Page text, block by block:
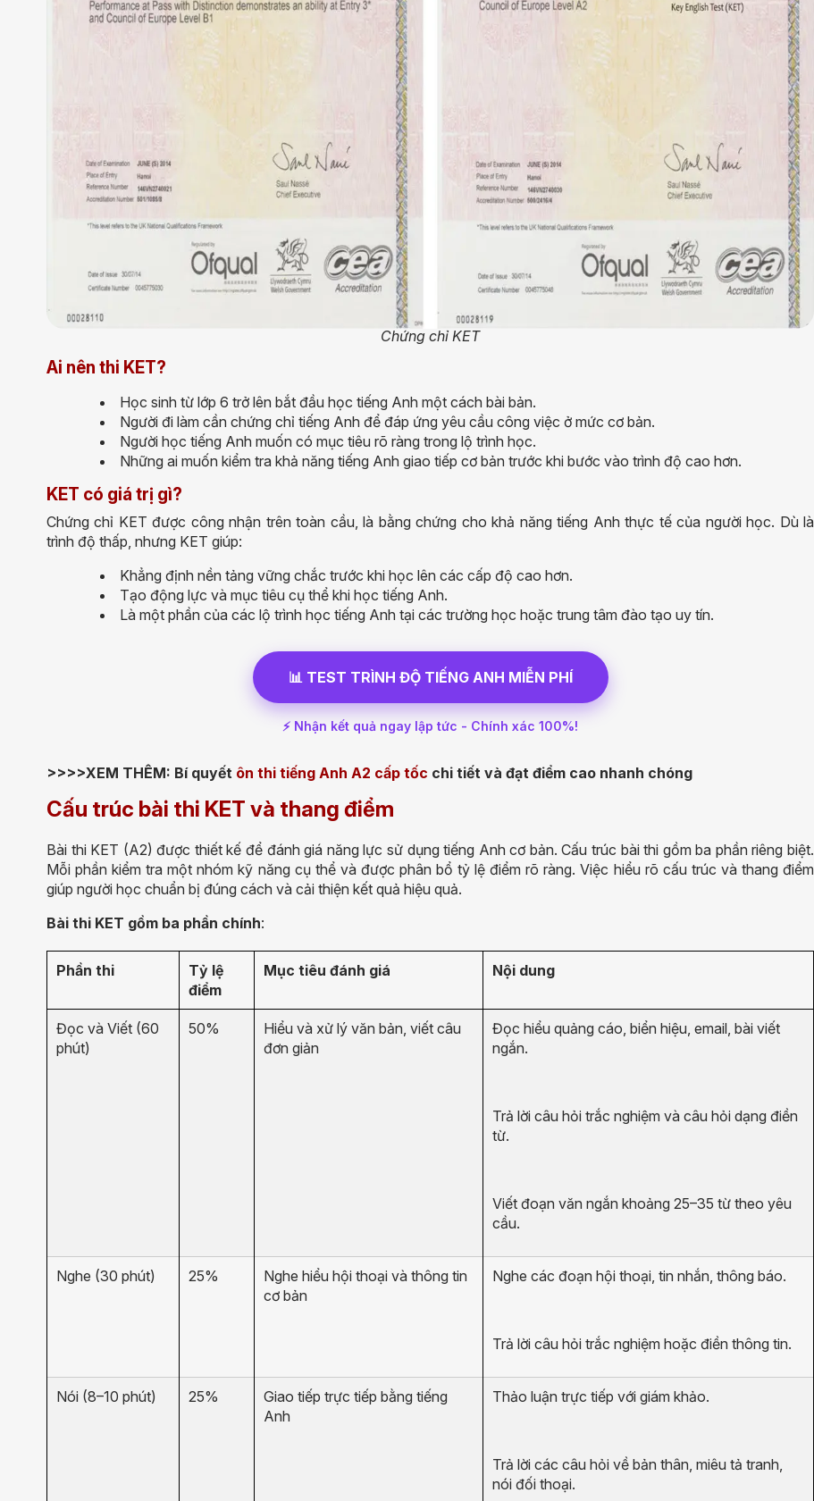
Chứng chỉ KET
Ai nên thi KET?
Học sinh từ lớp 6 trở lên bắt đầu học tiếng Anh một cách bài bản.
Người đi làm cần chứng chỉ tiếng Anh để đáp ứng yêu cầu công việc ở mức cơ bản.
Người học tiếng Anh muốn có mục tiêu rõ ràng trong lộ trình học.
Những ai muốn kiểm tra khả năng tiếng Anh giao tiếp cơ bản trước khi bước vào trình độ cao hơn.
KET có giá trị gì?
Chứng chỉ KET được công nhận trên toàn cầu, là bằng chứng cho khả năng tiếng Anh thực tế của người học. Dù là
trình độ thấp, nhưng KET giúp:
Khẳng định nền tảng vững chắc trước khi học lên các cấp độ cao hơn.
Tạo động lực và mục tiêu cụ thể khi học tiếng Anh.
Là một phần của các lộ trình học tiếng Anh tại các trường học hoặc trung tâm đào tạo uy tín.
📊 TEST TRÌNH ĐỘ TIẾNG ANH MIỄN PHÍ
⚡ Nhận kết quả ngay lập tức - Chính xác 100%!
>>>>XEM THÊM: Bí quyết ôn thi tiếng Anh A2 cấp tốc chi tiết và đạt điểm cao nhanh chóng
Cấu trúc bài thi KET và thang điểm
Bài thi KET (A2) được thiết kế để đánh giá năng lực sử dụng tiếng Anh cơ bản. Cấu trúc bài thi gồm ba phần riêng biệt.
Mỗi phần kiểm tra một nhóm kỹ năng cụ thể và được phân bổ tỷ lệ điểm rõ ràng. Việc hiểu rõ cấu trúc và thang điểm
giúp người học chuẩn bị đúng cách và cải thiện kết quả hiệu quả.
Bài thi KET gồm ba phần chính:
Phần thi
Tỷ lệ
điểm
Mục tiêu đánh giá Nội dung
Đọc và Viết (60
phút)
50%
Hiểu và xử lý văn bản, viết câu
đơn giản
Đọc hiểu quảng cáo, biển hiệu, email, bài viết
ngắn.
Trả lời câu hỏi trắc nghiệm và câu hỏi dạng điền
từ.
Viết đoạn văn ngắn khoảng 25–35 từ theo yêu
cầu.
Nghe (30 phút) 25%
Nghe hiểu hội thoại và thông tin
cơ bản
Nghe các đoạn hội thoại, tin nhắn, thông báo.
Trả lời câu hỏi trắc nghiệm hoặc điền thông tin.
Nói (8–10 phút) 25%
Giao tiếp trực tiếp bằng tiếng
Anh
Thảo luận trực tiếp với giám khảo.
Trả lời các câu hỏi về bản thân, miêu tả tranh,
nói đối thoại.